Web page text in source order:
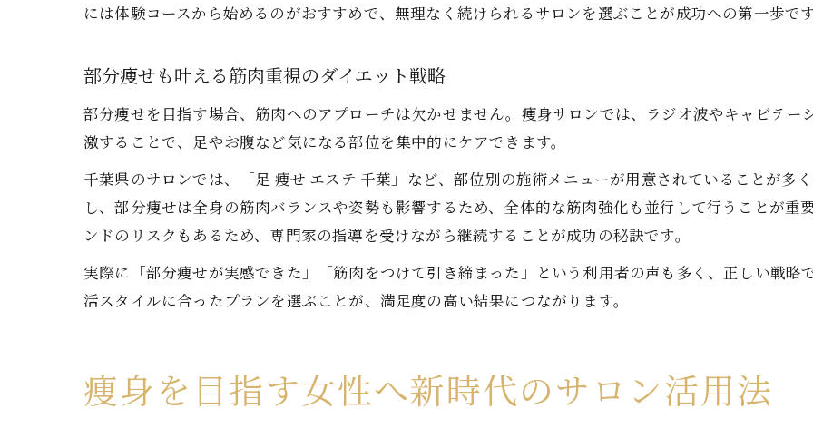
には体験コースから始めるのがおすすめで、無理なく続けられるサロンを選ぶことが成功への第一歩で
部分痩せも叶える筋肉重視のダイエット戦略
部分痩せを目指す場合、筋肉へのアプローチは欠かせません。痩身サロンでは、ラジオ波やキャビテ
激することで、足やお腹など気になる部位を集中的にケアできます。
千葉県のサロンでは、「足 痩せ エステ 千葉」など、部位別の施術メニューが用意されていることが多
し、部分痩せは全身の筋肉バランスや姿勢も影響するため、全体的な筋肉強化も並行して行うことが重
ンドのリスクもあるため、専門家の指導を受けながら継続することが成功の秘訣です。
実際に「部分痩せが実感できた」「筋肉をつけて引き締まった」という利用者の声も多く、正しい戦略
活スタイルに合ったプランを選ぶことが、満足度の高い結果につながります。
痩身を目指す女性へ新時代のサロン活用法